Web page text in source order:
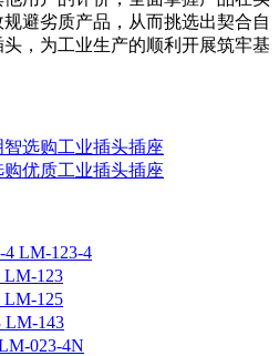
避劣质产品，从而挑选出契合自
，为工业生产的顺利开展筑牢基
选购工业插头插座
优质工业插头插座
LM-123-4
LM-123
LM-125
LM-143
023-4N